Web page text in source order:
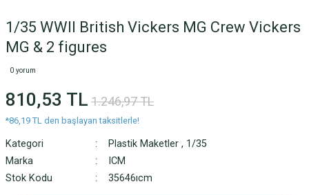
1/35 WWII British Vickers MG Crew Vickers
MG & 2 figures
0 yorum
810,53 TL 1.246,97 TL
*86,19 TL den başlayan taksitlerle!
Kategori Plastik Maketler , 1/35
Marka
ICM
Stok Kodu
35646ıcm